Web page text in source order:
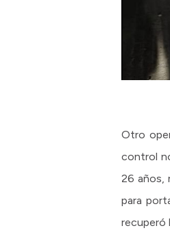
Otro
control
26 años,
para
recuperó